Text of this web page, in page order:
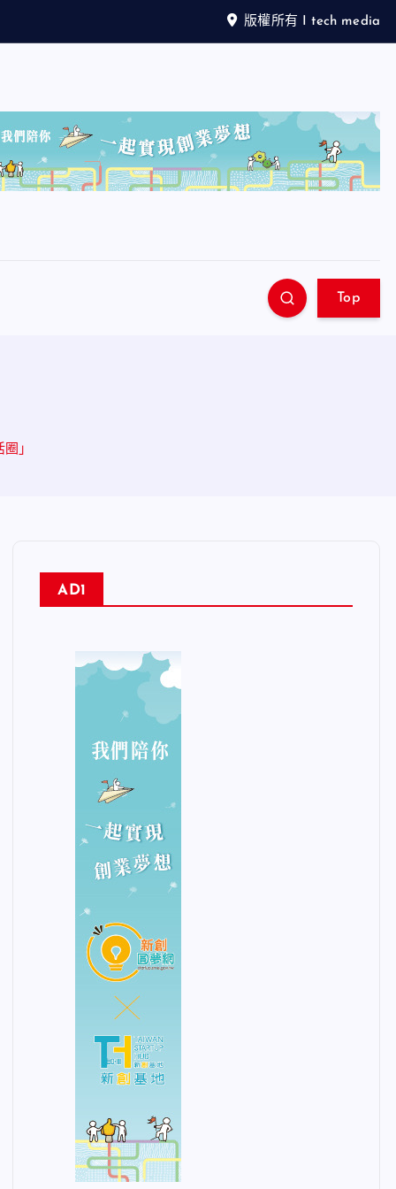
版權所有 I tech media
Top
」
AD1